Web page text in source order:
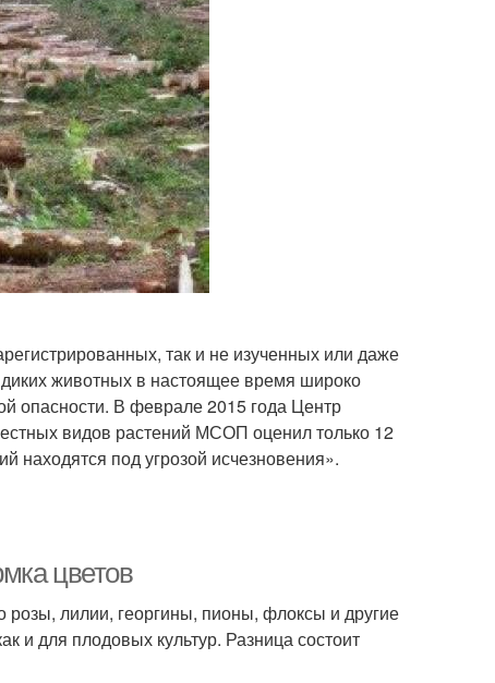
так и не изученных или даже
животных в настоящее время широко
опасности. В феврале 2015 года Центр
видов растений МСОП оценил только 12
находятся под угрозой исчезновения».
цветов
розы, лилии, георгины, пионы, флоксы и другие
и для плодовых культур. Разница состоит